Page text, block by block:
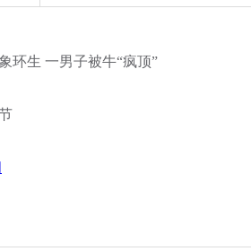
生 一男子被牛“疯顶”